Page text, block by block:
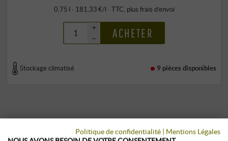
0,75 l · 181,33 €/l · TTC , plus frais d’envoi
+
–
ACHETER
Stockage climatisé 9 pièces disponibles
Politique de confidentialité | Mentions Légales